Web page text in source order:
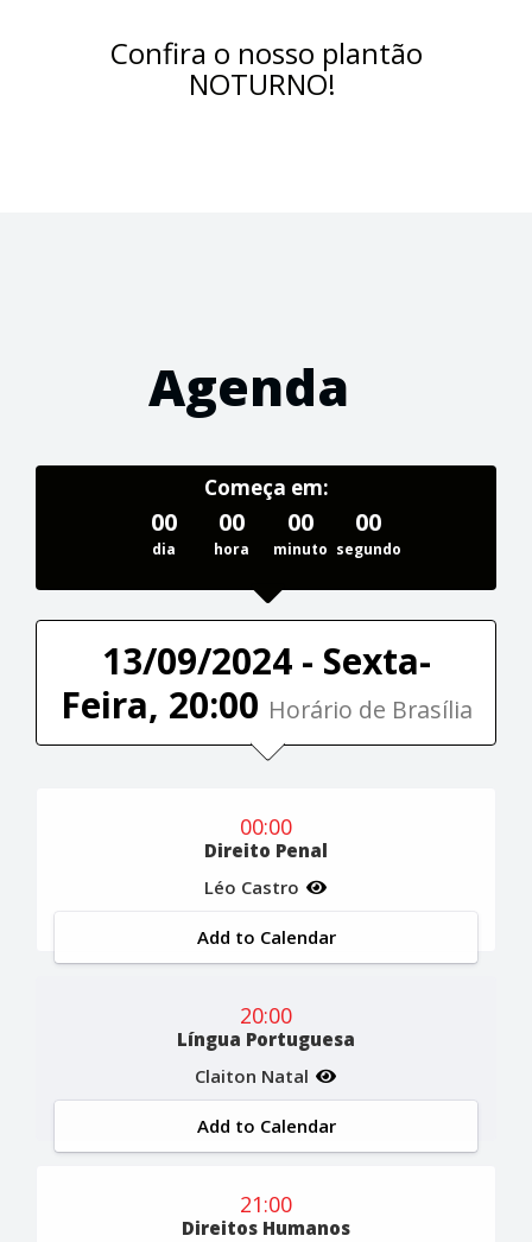
Confira o nosso plantão
NOTURNO!
Agenda
Começa em:
00
dia
00
hora
00
minuto
00
segundo
13/09/2024 - Sexta-
Feira, 20:00 Horário de Brasília
00:00
Direito Penal
Léo Castro
Add to Calendar
20:00
Língua Portuguesa
Claiton Natal
Add to Calendar
21:00
Direitos Humanos